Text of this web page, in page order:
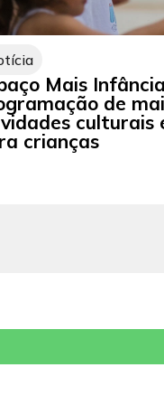
Mais
de
culturais
crianças